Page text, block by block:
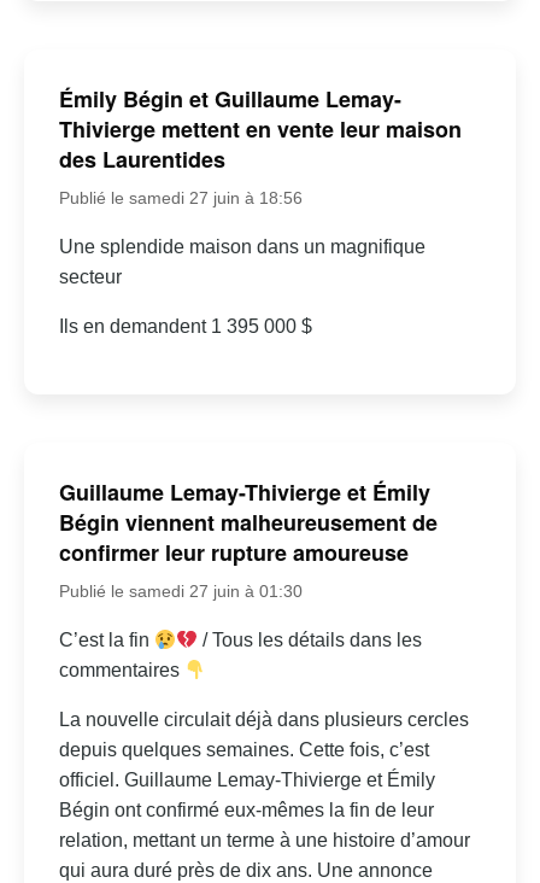
Émily Bégin et Guillaume Lemay-
Thivierge mettent en vente leur maison
des Laurentides
Publié le samedi 27 juin à 18:56
Une splendide maison dans un magnifique
secteur
Ils en demandent 1 395 000 $
Guillaume Lemay-Thivierge et Émily
Bégin viennent malheureusement de
confirmer leur rupture amoureuse
Publié le samedi 27 juin à 01:30
C’est la fin
/ Tous les détails dans les
commentaires
La nouvelle circulait déjà dans plusieurs cercles
depuis quelques semaines. Cette fois, c’est
officiel. Guillaume Lemay-Thivierge et Émily
Bégin ont confirmé eux-mêmes la fin de leur
relation, mettant un terme à une histoire d’amour
qui aura duré près de dix ans. Une annonce